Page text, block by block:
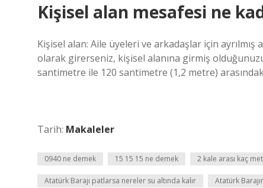
Kişisel alan mesafesi ne
Kişisel alan: Aile üyeleri ve arkadaşlar için
olarak girerseniz, kişisel alanına girmiş
santimetre ile 120 santimetre (1,2 metre)
Tarih: Makaleler
0940 ne demek 15 15 15 ne demek 2 kale arası kaç
Atatürk Barajı patlarsa nereler su altında kalır Atatürk